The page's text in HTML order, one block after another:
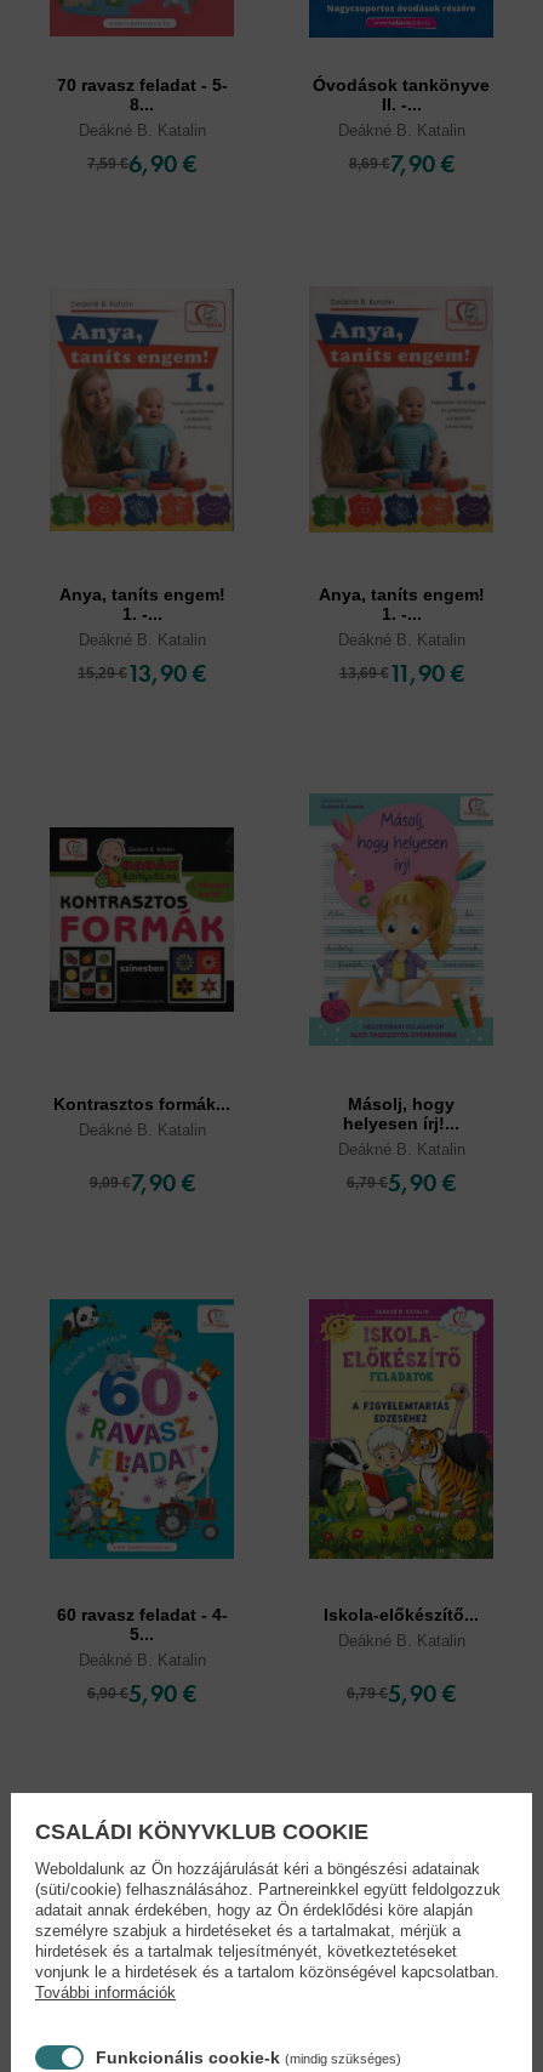
70 ravasz feladat - 5-
8...
Deákné B. Katalin
7,59 €6,90 €
Óvodások tankönyve
II. -...
Deákné B. Katalin
8,69 €7,90 €
Anya, taníts engem!
1. -...
Deákné B. Katalin
15,29 €13,90 €
Anya, taníts engem!
1. -...
Deákné B. Katalin
13,69 € 11,90 €
Kontrasztos formák...
Deákné B. Katalin
9,09 €7,90 €
Másolj, hogy
helyesen írj!...
Deákné B. Katalin
6,79 €5,90 €
60 ravasz feladat - 4-
5...
Deákné B. Katalin
6,90 €5,90 €
Iskola-előkészítő...
Deákné B. Katalin
6,79 €5,90 €
CSALÁDI KÖNYVKLUB COOKIE
Weboldalunk az Ön hozzájárulását kéri a böngészési adatainak
(süti/cookie) felhasználásához. Partnereinkkel együtt feldolgozzuk
adatait annak érdekében, hogy az Ön érdeklődési köre alapján
személyre szabjuk a hirdetéseket és a tartalmakat, mérjük a
hirdetések és a tartalmak teljesítményét, következtetéseket
vonjunk le a hirdetések és a tartalom közönségével kapcsolatban.
További információk
Funkcionális cookie-k (mindig szükséges)